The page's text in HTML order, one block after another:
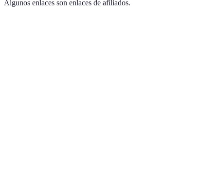
Algunos enlaces son enlaces de afiliados.